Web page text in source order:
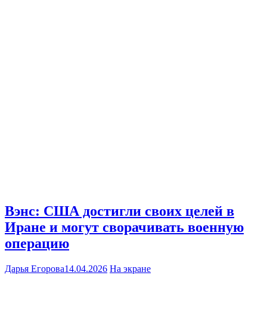
Вэнс: США достигли своих целей в
Иране и могут сворачивать военную
операцию
Дарья Егорова14.04.2026 На экране